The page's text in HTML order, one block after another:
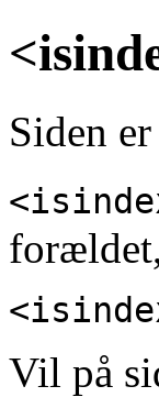
Siden
Vil på